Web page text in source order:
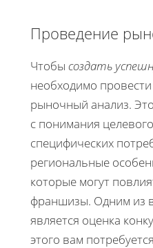
Проведение
Чтобы создать
необходимо
рыночный анализ.
с понимания
специфических
региональные
которые могут
франшизы. Одним из
является оценка
этого вам